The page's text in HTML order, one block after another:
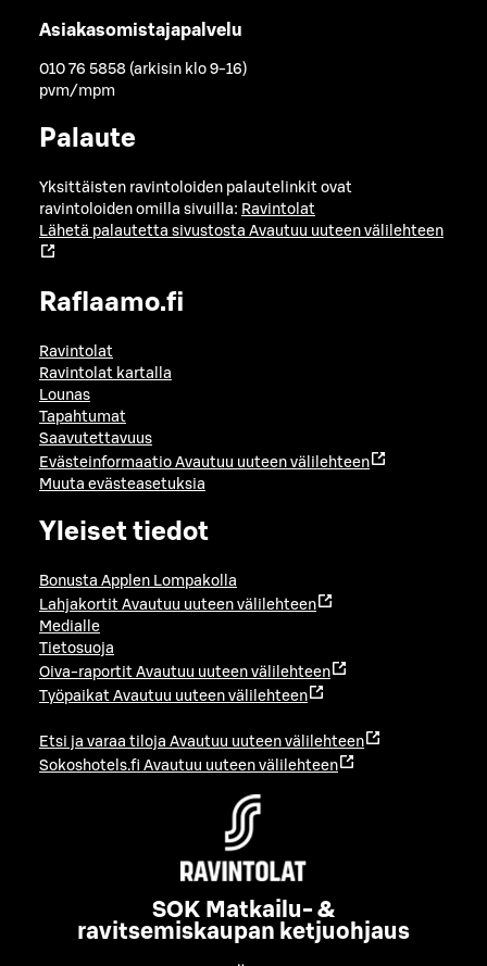
Asiakasomistajapalvelu
010 76 5858 (arkisin klo 9-16)
pvm/mpm
Palaute
Yksittäisten ravintoloiden palautelinkit ovat
ravintoloiden omilla sivuilla: Ravintolat
Lähetä palautetta sivustosta Avautuu uuteen välilehteen
Raflaamo.fi
Ravintolat
Ravintolat kartalla
Lounas
Tapahtumat
Saavutettavuus
Evästeinformaatio Avautuu uuteen välilehteen
Muuta evästeasetuksia
Yleiset tiedot
Bonusta Applen Lompakolla
Lahjakortit Avautuu uuteen välilehteen
Medialle
Tietosuoja
Oiva-raportit Avautuu uuteen välilehteen
Työpaikat Avautuu uuteen välilehteen
Etsi ja varaa tiloja Avautuu uuteen välilehteen
Sokoshotels.fi Avautuu uuteen välilehteen
SOK Matkailu- &
ravitsemiskaupan ketjuohjaus